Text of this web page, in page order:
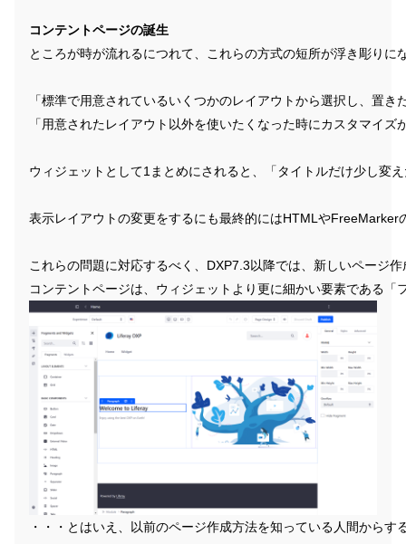
コンテントページの誕生
ところが時が流れるにつれて、これらの方式の短所が浮き彫りに
「標準で用意されているいくつかのレイアウトから選択し、置
「用意されたレイアウト以外を使いたくなった時にカスタマイ
ウィジェットとして1まとめにされると、「タイトルだけ少し変
表示レイアウトの変更をするにも最終的にはHTMLや
これらの問題に対応するべく、DXP7.3以降では、新しいページ
コンテントページは、ウィジェットより更に細かい要素である
・・・とはいえ、以前のページ作成方法を知っている人間から